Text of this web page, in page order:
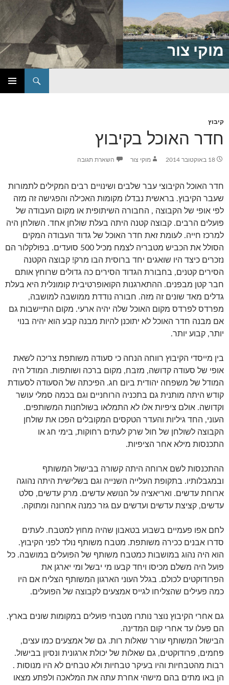
מוקי צור
קיבוץ
חדר האוכל בקיבוץ
18 באוקטובר 2014 מוקי צור השארת תגובה
חדר האוכל הקיבוצי עבר שלבים ושינויים רבים המקילים לתמורות
שעבר הקיבוץ. בראשית נבדלו מקומות האכילה והפגישה זה מזה
לפי אופי של הקבוצה , החבורה השיתופית או מקום העבודה של
פועלים הרבים. קבוצה קטנה היתה בעלת שולחן אחד. השולחן היה
למרכז חייה. לעומת זאת חדר האוכל של גדוד העבודה המקים
הסולל את הכביש מטבריה לצמח מכיל 500 סועדים. בפולקלור הם
נזכרים כיצד היו שואגים יחד ברוסית הבו מרק! קבוצה הקטנה
הסירים קטנים, בחבורת הגדוד הסירים כה גדולים שרוחץ אותם
חבר קטן מבפנים. ההתארגנות הקואופרטיבית קומונלית היא בעלת
גדלים מאד שונים זה מזה. חבורה נודדת ממושבה למושבה,
מפרדס לפרדס מקום האוכל שלה יהיה ארעי. מקום התיישבות גם
אם מבנה חדר האוכל לא יתוכנן להיות מבנה קבע הוא יהיה בנוי
יותר, קבוע יותר.
בין מייסדי הקיבוץ רווחה הנחה כי סעודה משותפת צריכה לשאת
אופי של סעודה קדושה, מזבח, מקום ברכה ושותפות. המודל היה
המודל של משפחה יהודית ביום חג. הפיכתה של הסעודה לסעודת
קודש היתה מותנית גם בתכניה הרוחניים וגם בכמה סמלי עושר
וקדושה. אולם ציפיות אלו לא התמלאו בשולחנות המשותפים.
העוני, החד גיליות והעדר הטקסים המקובלים הפכו את שולחן
הקבוצה לשולחן של חול שרק לעתים רחוקות, בימי חג או
התכנסות מילא אחר הציפיות.
ההתכנסות לשם ארוחה היתה קשורה בבישול המשותף
ובמגבלותיו. בתקופת העלייה השנייה וגם בשלישית היתה נהוגה
ארוחת עדשים. ואריאציה על הנושא עדשים. מרק עדשים, סלט
עדשים, קציצת עדשים ועדשים עם גזר כמנה אחרונה ומתוקה.
לחם אפו פעמיים בשבוע בטאבון שהיה מחוץ למטבח. לעתים
סדרו אבנים ככירה משותפת. מטבח משותף נולד לפני הקיבוץ.
הוא היה נהוג במושבות כמטבח משותף של הפועלים במושבה. כל
פועל היה משלם מכיסו ויחד קבעו מי יבשל ומי יארגן את
הפרודוקטים לכולם. בגלל העוני הארגון המשותף הצליח אם היו
כמה פעילים שהצליחו לגייס אמצעים לקבוצה של הפועלים.
גם אחרי הקיבוץ נוצר נותרו מטבחי פועלים במקומות שונים בארץ.
הם פעלו עד אחרי קום המדינה.
הבישול המשותף עורר שאלות רות. גם של אמצעים כמו עצים,
פחמים, פרודוקטים, גם שאלות של יכולת ארגונית ונסיון בבישול.
רבות מהטבחיות והיו בעיקר טבחיות ולא טבחים לא היו מנוסות .
הן באו מתים בהם מישהי אחרת עתה את המלאכה ולפתע מצאו